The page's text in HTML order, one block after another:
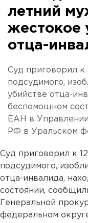
летний
жестокое
отца-
Суд приговорил к
подсудимого,
убийстве отца-
беспомощном
ЕАН в
РФ в Уральском
Суд приговорил к
подсудимого,
отца-инвалида,
состоянии,
Генеральной
федеральном